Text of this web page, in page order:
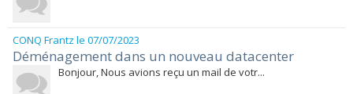
CONQ Frantz le 07/07/2023
Déménagement dans un nouveau datacenter
Bonjour, Nous avions reçu un mail de votr...